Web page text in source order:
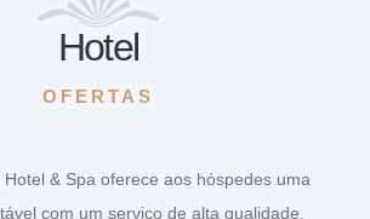
Hotel
OFERTAS
Hotel & Spa oferece aos hóspedes uma
com um serviço de alta qualidade.